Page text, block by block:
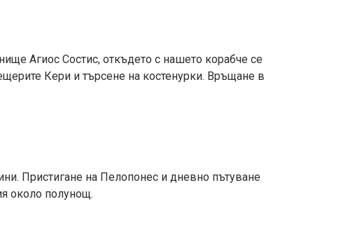
Агиос Состис, откъдето с нашето корабче се
Кери и търсене на костенурки. Връщане в
Пристигане на Пелопонес и дневно пътуване
около полунощ.